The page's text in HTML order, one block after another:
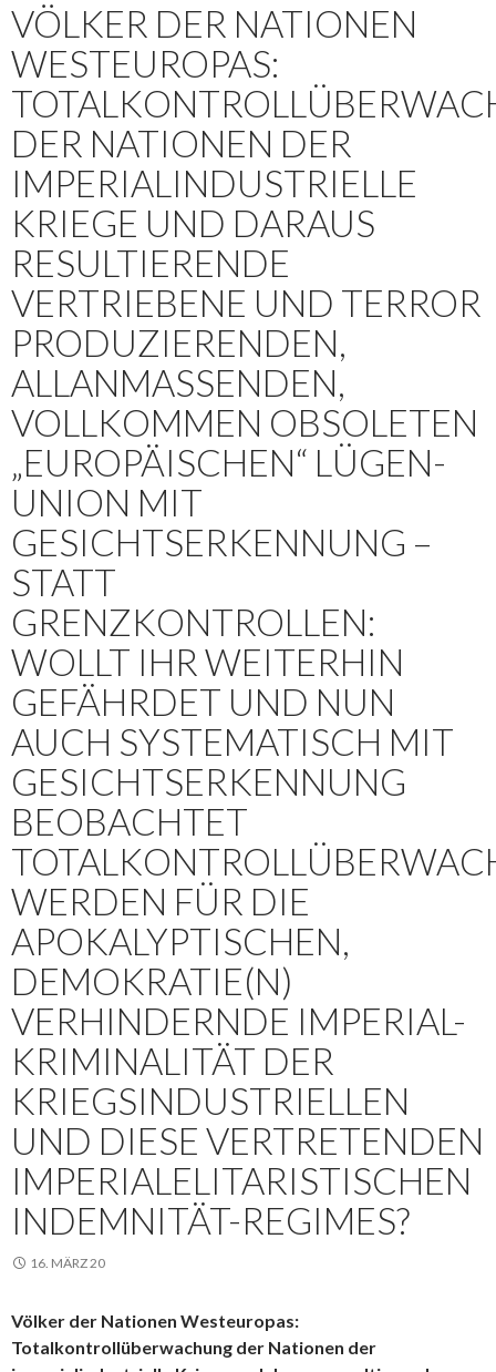
VÖLKER DER NATIONEN
WESTEUROPAS:
DER NATIONEN DER
IMPERIALINDUSTRIELLE
KRIEGE UND DARAUS
RESULTIERENDE
VERTRIEBENE UND TERROR
PRODUZIERENDEN,
ALLANMASSENDEN, V
OLLKOMMEN OBSOLETEN „
EUROPÄISCHEN“ LÜGEN-U
NION MIT G
ESICHTSERKENNUNG – S
TATT G
RENZKONTROLLEN: W
OLLT IHR WEITERHIN G
EFÄHRDET UND NUN A
UCH SYSTEMATISCH MIT G
ESICHTSERKENNUNG B
EOBACHTET T
ERDEN FÜR DIE A
POKALYPTISCHEN, D
EMOKRATIE(N) V
ERHINDERNDE IMPERIAL-K
RIMINALITÄT DER K
RIEGSINDUSTRIELLEN U
ND DIESE VERTRETENDEN I
MPERIALELITARISTISCHEN I
NDEMNITÄT-REGIMES?
16. MÄRZ 20
Völker der Nationen Westeuropas:
Totalkontrollüberwachung der Nationen der